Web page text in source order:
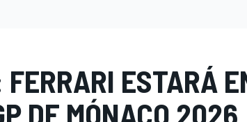
ESTARÁ
DE MÓNACO 2026